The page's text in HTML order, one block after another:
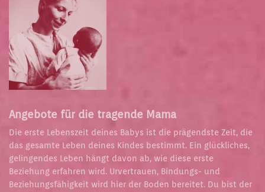
Angebote für die tragende Mama
Die erste Lebenszeit deines Babys ist die prägendste Zeit, die
das gesamte Leben deines Kindes bestimmt. Ein glückliches,
gelingendes Leben hängt davon ab, wie diese erste
Beziehung erfahren wird. Urvertrauen, Bindungs- und
Beziehungsfähigkeit wird hier der Boden bereitet. Du bist der